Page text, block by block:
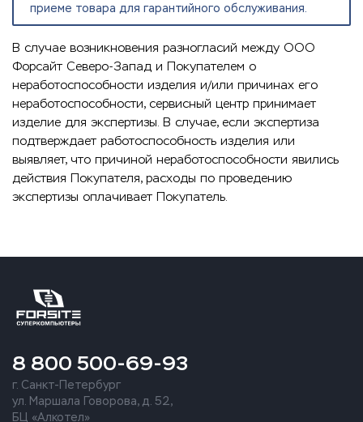
приеме товара для гарантийного обслуживания.
В случае возникновения разногласий между ООО
Форсайт Северо-Запад и Покупателем о
неработоспособности изделия и/или причинах его
неработоспособности, сервисный центр принимает
изделие для экспертизы. В случае, если экспертиза
подтверждает работоспособность изделия или
выявляет, что причиной неработоспособности явились
действия Покупателя, расходы по проведению
экспертизы оплачивает Покупатель.
8 800 500-69-93
г. Санкт-Петербург
ул. Маршала Говорова, д. 52,
БЦ «Алкотел»